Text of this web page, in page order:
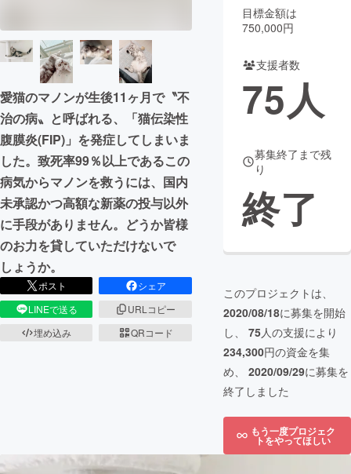
コミュニティ
愛猫のマノンが生後11ヶ月で〝不
治の病〟と呼ばれる、「猫伝染性
腹膜炎(FIP)」を発症してしまいま
した。致死率99％以上であるこの
病気からマノンを救うには、国内
未承認かつ高額な新薬の投与以外
に手段がありません。どうか皆様
のお力を貸していただけないで
しょうか。
ポスト
シェア
LINEで送る
URLコピー
埋め込み
QRコード
目標金額は
750,000円
支援者数
75人
募集終了まで残
り
終了
このプロジェクトは、
2020/08/18に募集を開始
し、 75人の支援により
234,300円の資金を集
め、 2020/09/29に募集を
終了しました
もう一度プロジェク
トをやってほしい